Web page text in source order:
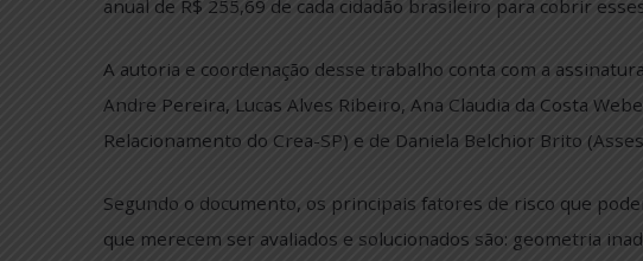
Em 2022, o Observatório Nacional de Segurança
geram um custo anual de R$ 52 bilhões para o
anual de R$ 255,69 de cada cidadão brasileiro para
A autoria e coordenação desse trabalho conta com a
Andre Pereira, Lucas Alves Ribeiro, Ana Claudia da